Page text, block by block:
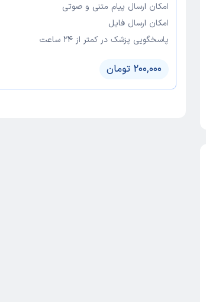
امکان ارسال پیام متنی و صوتی
امکان ارسال فایل
پاسخگویی پزشک در کمتر از ۲۴ ساعت
200,000 تومان